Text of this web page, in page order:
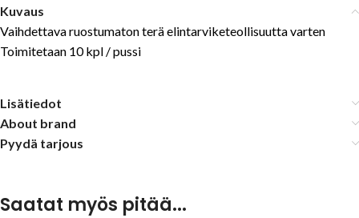
Kuvaus
Vaihdettava ruostumaton terä elintarviketeollisuutta varten
Toimitetaan 10 kpl / pussi
Lisätiedot
About brand
Pyydä tarjous
Saatat myös pitää...